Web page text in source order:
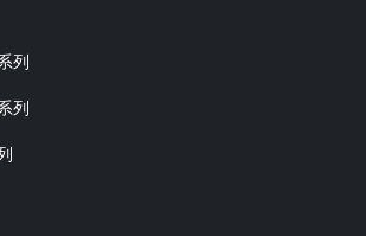
列
列